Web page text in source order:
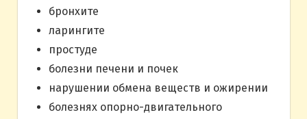
бронхите
ларингите
простуде
болезни печени и почек
нарушении обмена веществ и ожирении
болезнях опорно-двигательного